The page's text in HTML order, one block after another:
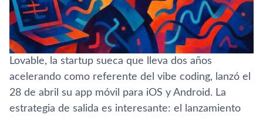
Lovable, la startup sueca que lleva dos años
acelerando como referente del vibe coding, lanzó el
28 de abril su app móvil para iOS y Android. La
estrategia de salida es interesante: el lanzamiento